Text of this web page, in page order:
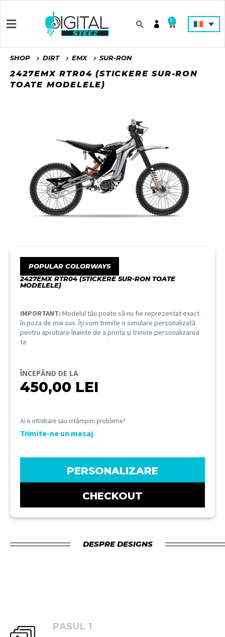
0
SHOP DIRT EMX SUR-RON
2427EMX RTR04 (STICKERE SUR-RON
TOATE MODELELE)
POPULAR COLORWAYS
2427EMX RTR04 (STICKERE SUR-RON TOATE
MODELELE)
IMPORTANT: Modelul tău poate să nu fie reprezentat exact
în poza de mai sus. Îți vom trimite o simulare personalizată
pentru aprobare înainte de a printa și trimite personalizarea
ta.
ÎNCEPÂND DE LA
450,00 LEI
Ai o intrebare sau intâmpini probleme?
Trimite-ne un mesaj
PERSONALIZARE
CHECKOUT
DESPRE DESIGNS
PASUL 1